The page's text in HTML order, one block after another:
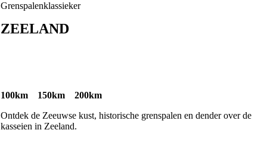
Grenspalenklassieker
ZEELAND
100km 150km 200km
Ontdek de Zeeuwse kust, historische grenspalen en dender over de
kasseien in Zeeland.​